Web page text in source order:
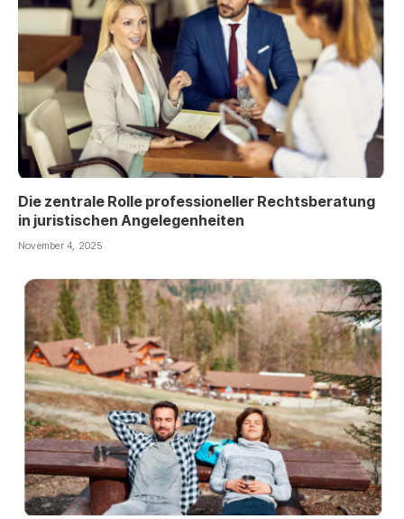
Die zentrale Rolle professioneller Rechtsberatung
in juristischen Angelegenheiten
November 4, 2025